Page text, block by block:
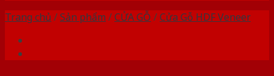
Trang chủ /Sản phẩm /CỬA GỖ /Cửa Gỗ HDF Veneer